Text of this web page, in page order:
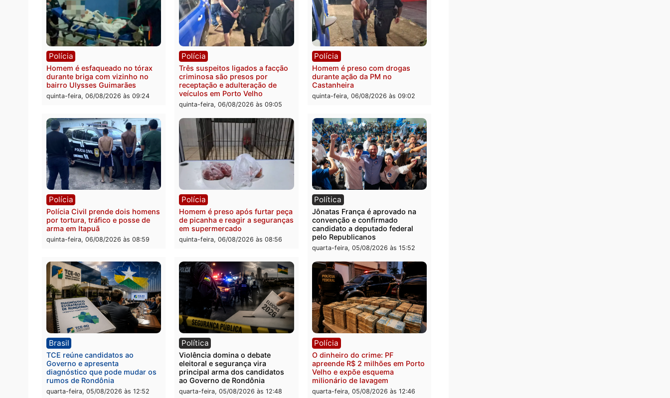
Política
Ministro Dias Tofolli , do TSE,
determina reabertura e
processamento da ação que
pode levar à perda do mandato
da prefeita de Pimenta Bueno
Polícia
Policiais militares recuperam
moto furtada e prendem trio na
zona Leste
quinta-feira, 06/08/2026 às 09:28
Polícia
Rua dos Cravos e caso é
investigado pela polícia em RO
quinta-feira, 06/08/2026 às 09:26
Polícia
Homem é esfaqueado no tórax
durante briga com vizinho no
quinta-feira, 06/08/2026 às 09:24
Polícia
Três suspeitos ligados a facção
criminosa são presos por
quinta-feira, 06/08/2026 às 09:05
Polícia
Homem é preso com drogas
durante ação da PM no
Castanheira
quinta-feira, 06/08/2026 às 09:02
Polícia
Polícia Civil prende dois homens
Polícia
Homem é preso após furtar peça
Política
Jônatas França é aprovado na